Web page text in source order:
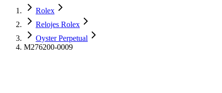
Rolex
Relojes Rolex
Oyster Perpetual
M276200-0009